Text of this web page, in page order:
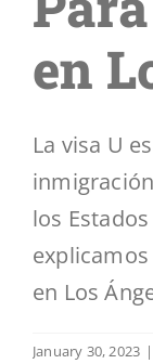
en
La visa U
los
en Los
January 30, 2023 |